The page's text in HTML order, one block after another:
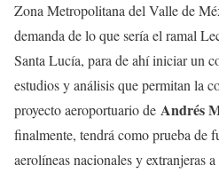
Zona Metropolitana del Valle de
demanda de lo que sería el ramal
Santa Lucía, para de ahí iniciar un
estudios y análisis que permitan la
proyecto aeroportuario de Andrés
finalmente, tendrá como prueba de
aerolíneas nacionales y extranjeras